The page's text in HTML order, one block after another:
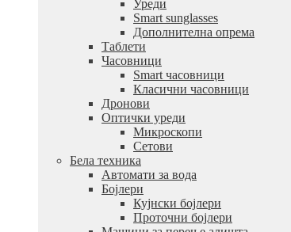
Уреди
Smart sunglasses
Дополнителна опрема
Таблети
Часовници
Smart часовници
Класични часовници
Дронови
Оптички уреди
Микроскопи
Сетови
Бела техника
Автомати за вода
Бојлери
Кујнски бојлери
Проточни бојлери